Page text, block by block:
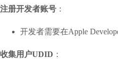
注册开发者账号 ：
开发者需要在Apple
收集用户UDID ：